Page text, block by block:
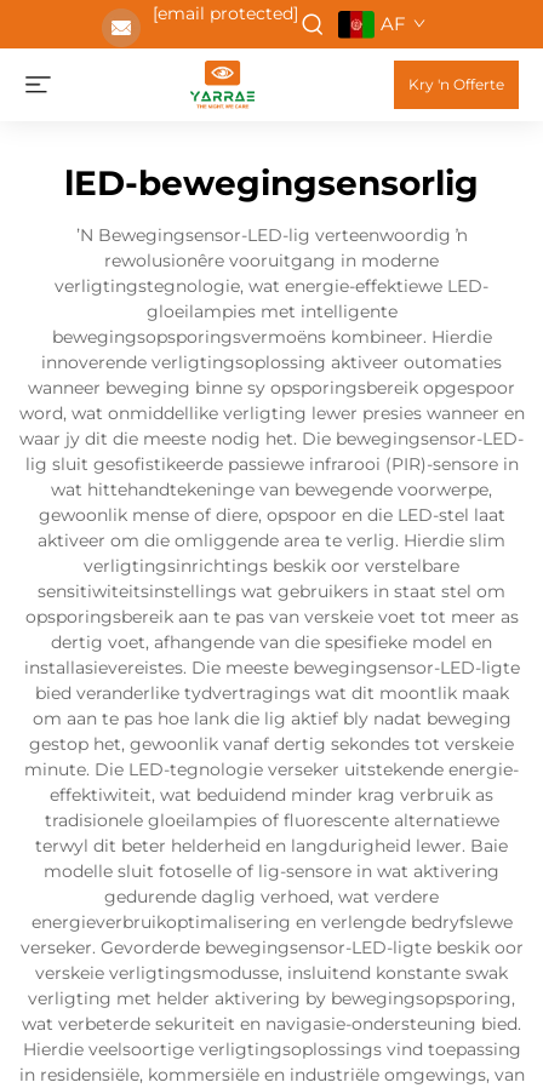
[email protected] AF
Kry 'n Offerte
lED-bewegingsensorlig
ʼN Bewegingsensor-LED-lig verteenwoordig ŉ
rewolusionêre vooruitgang in moderne
verligtingstegnologie, wat energie-effektiewe LED-
gloeilampies met intelligente
bewegingsopsporingsvermoëns kombineer. Hierdie
innoverende verligtingsoplossing aktiveer outomaties
wanneer beweging binne sy opsporingsbereik opgespoor
word, wat onmiddellike verligting lewer presies wanneer en
waar jy dit die meeste nodig het. Die bewegingsensor-LED-
lig sluit gesofistikeerde passiewe infrarooi (PIR)-sensore in
wat hittehandtekeninge van bewegende voorwerpe,
gewoonlik mense of diere, opspoor en die LED-stel laat
aktiveer om die omliggende area te verlig. Hierdie slim
verligtingsinrichtings beskik oor verstelbare
sensitiwiteitsinstellings wat gebruikers in staat stel om
opsporingsbereik aan te pas van verskeie voet tot meer as
dertig voet, afhangende van die spesifieke model en
installasievereistes. Die meeste bewegingsensor-LED-ligte
bied veranderlike tydvertragings wat dit moontlik maak
om aan te pas hoe lank die lig aktief bly nadat beweging
gestop het, gewoonlik vanaf dertig sekondes tot verskeie
minute. Die LED-tegnologie verseker uitstekende energie-
effektiwiteit, wat beduidend minder krag verbruik as
tradisionele gloeilampies of fluorescente alternatiewe
terwyl dit beter helderheid en langdurigheid lewer. Baie
modelle sluit fotoselle of lig-sensore in wat aktivering
gedurende daglig verhoed, wat verdere
energieverbruikoptimalisering en verlengde bedryfslewe
verseker. Gevorderde bewegingsensor-LED-ligte beskik oor
verskeie verligtingsmodusse, insluitend konstante swak
verligting met helder aktivering by bewegingsopsporing,
wat verbeterde sekuriteit en navigasie-ondersteuning bied.
Hierdie veelsoortige verligtingsoplossings vind toepassing
in residensiële, kommersiële en industriële omgewings, van